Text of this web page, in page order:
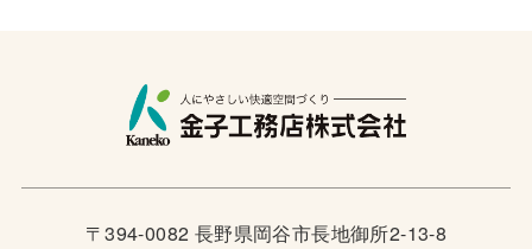
〒394-0082 長野県岡谷市長地御所2-13-8